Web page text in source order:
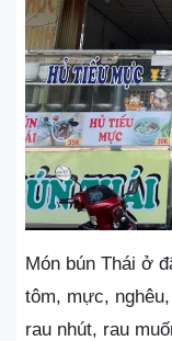
Món bún Thái ở
tôm, mực,
rau nhút, rau